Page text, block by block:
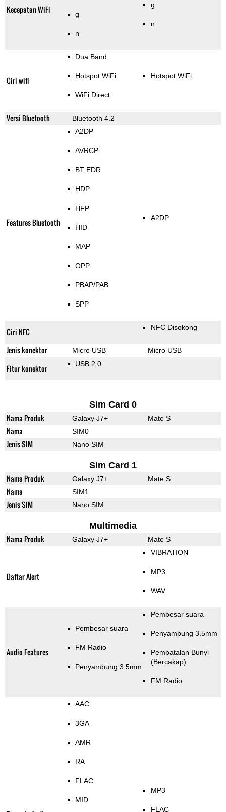
Kecepatan WiFi g
n
g
n
Ciri wifi
Dua Band
Hotspot WiFi
WiFi Direct
Hotspot WiFi
Versi Bluetooth Bluetooth 4.2
Features Bluetooth
A2DP
AVRCP
BT EDR
HDP
HFP
HID
MAP
OPP
PBAP/PAB
SPP
A2DP
Ciri NFC NFC Disokong
Jenis konektor Micro USB Micro USB
Fitur konektor USB 2.0
Sim Card 0
Nama Produk Galaxy J7+ Mate S
Nama SIM0
Jenis SIM Nano SIM
Sim Card 1
Nama Produk Galaxy J7+ Mate S
Nama SIM1
Jenis SIM Nano SIM
Multimedia
Nama Produk Galaxy J7+ Mate S
Daftar Alert
VIBRATION
MP3
WAV
Audio Features
Pembesar suara
FM Radio
Penyambung 3.5mm
Pembesar suara
Penyambung 3.5mm
Pembatalan Bunyi
(Bercakap)
FM Radio
AAC
3GA
AMR
RA
FLAC
MID
MP3
FLAC